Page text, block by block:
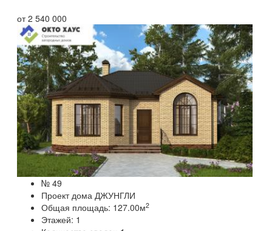
от2 540 000
№ 49
Проект дома ДЖУНГЛИ
Общая площадь: 127.00м2
Этажей: 1